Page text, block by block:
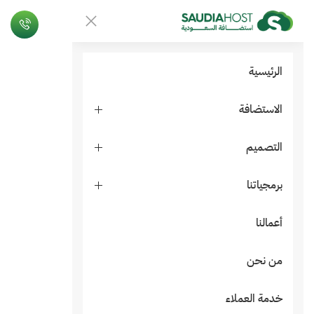
الرئيسية
الاستضافة
التصميم
برمجياتنا
أعمالنا
من نحن
خدمة العملاء